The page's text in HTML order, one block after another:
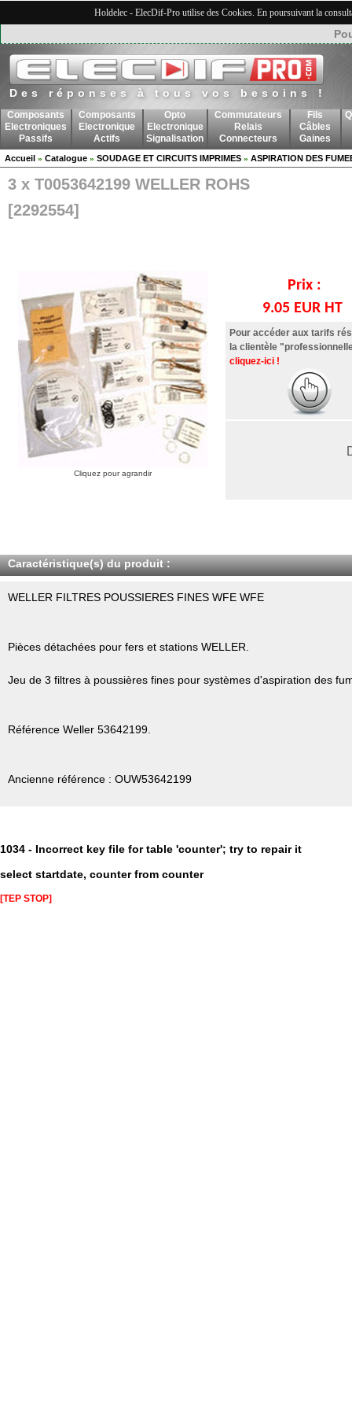
Holdelec - ElecDif-Pro utilise des Cookies. En poursuivant la
Des réponses à tous vos besoins !
Composants
Electroniques
Passifs
Composants
Electronique
Actifs
Opto
Electronique
Signalisation
Commutateurs
Relais
Connecteurs
Fils
Câbles
Gaines
Accueil » Catalogue » SOUDAGE ET CIRCUITS IMPRIMES » ASPIRATION DES
3 x T0053642199 WELLER ROHS
[2292554]
Cliquez pour agrandir
Prix :
9.05 EUR HT
Pour accéder aux tarifs
la clientèle
cliquez-ici !
Caractéristique(s) du produit :
WELLER FILTRES POUSSIERES FINES WFE WFE
Pièces détachées pour fers et stations WELLER.
Jeu de 3 filtres à poussières fines pour systèmes d'aspiration des
Référence Weller 53642199.
Ancienne référence : OUW53642199
1034 - Incorrect key file for table 'counter'; try to repair it
select startdate, counter from counter
[TEP STOP]